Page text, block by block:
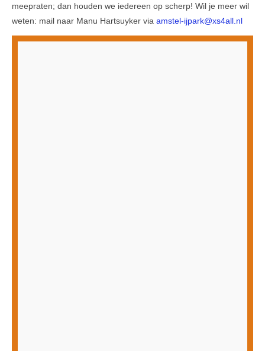
meepraten; dan houden we iedereen op scherp! Wil je meer wil
weten: mail naar Manu Hartsuyker via